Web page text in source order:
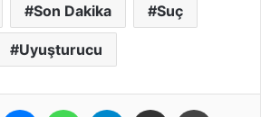
Son Dakika Suç
Uyuşturucu
LinkedIn MessengerWhatsAppTelegram E-Posta ile paylaş